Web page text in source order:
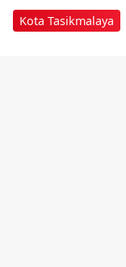
Kota Tasikmalaya